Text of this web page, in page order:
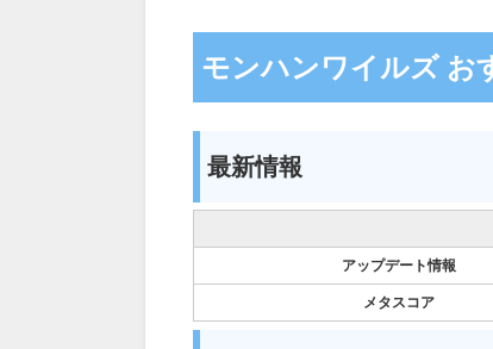
モンハンワイルズ お
最新情報
アップデート情報
メタスコア